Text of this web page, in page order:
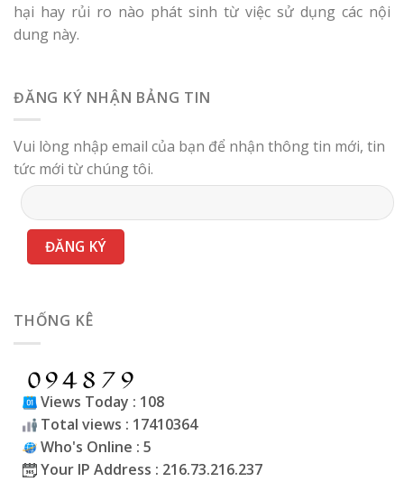
hại hay rủi ro nào phát sinh từ việc sử dụng các nội
dung này.
ĐĂNG KÝ NHẬN BẢNG TIN
Vui lòng nhập email của bạn để nhận thông tin mới, tin
tức mới từ chúng tôi.
THỐNG KÊ
Views Today : 108
Total views : 17410364
Who's Online : 5
Your IP Address : 216.73.216.237